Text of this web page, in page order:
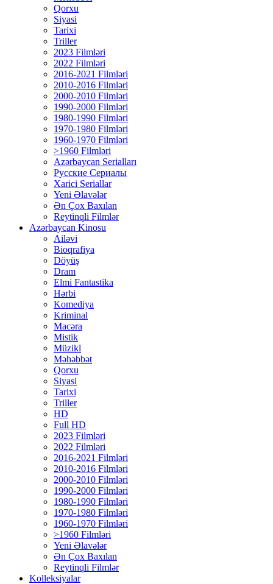
Qorxu
Siyasi
Tarixi
Triller
2023 Filmləri
2022 Filmləri
2016-2021 Filmləri
2010-2016 Filmləri
2000-2010 Filmləri
1990-2000 Filmləri
1980-1990 Filmləri
1970-1980 Filmləri
1960-1970 Filmləri
>1960 Filmləri
Azərbaycan Serialları
Русские Сериалы
Xarici Seriallar
Yeni Əlavələr
Ən Çox Baxılan
Reytinqli Filmlər
Azərbaycan Kinosu
Ailəvi
Bioqrafiya
Döyüş
Dram
Elmi Fantastika
Hərbi
Komediya
Kriminal
Macəra
Mistik
Müzikl
Məhəbbət
Qorxu
Siyasi
Tarixi
Triller
HD
Full HD
2023 Filmləri
2022 Filmləri
2016-2021 Filmləri
2010-2016 Filmləri
2000-2010 Filmləri
1990-2000 Filmləri
1980-1990 Filmləri
1970-1980 Filmləri
1960-1970 Filmləri
>1960 Filmləri
Yeni Əlavələr
Ən Çox Baxılan
Reytinqli Filmlər
Kolleksiyalar